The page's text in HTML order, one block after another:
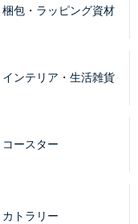
梱包・ラッピング資材
インテリア・生活雑貨
コースター
カトラリー